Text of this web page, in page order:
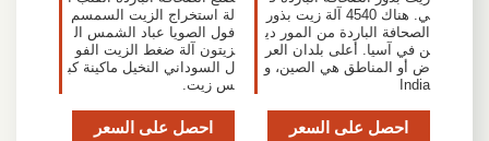
ي. هناك 4540 آلة زيت بذور
الصحافة الباردة من المور دي
ن في آسيا. أعلى بلدان العر
ض أو المناطق هي الصين، و
India
احصل على السعر
لة استخراج الزيت السمسم
فول الصويا عباد الشمس ال
زيتون آلة ضغط الزيت الفو
ل السوداني النخيل ماكينة كب
س زيت.
احصل على السعر